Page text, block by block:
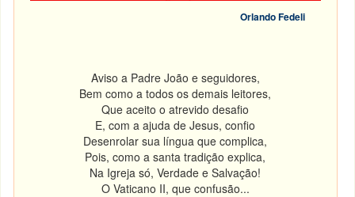
Orlando Fedeli
Aviso a Padre João e seguidores,
Bem como a todos os demais leitores,
Que aceito o atrevido desafio
E, com a ajuda de Jesus, confio
Desenrolar sua língua que complica,
Pois, como a santa tradição explica,
Na Igreja só, Verdade e Salvação!
O Vaticano II, que confusão...